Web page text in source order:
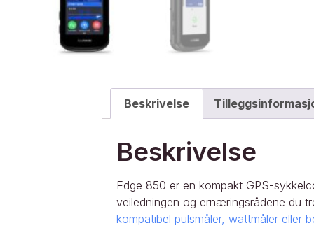
Beskrivelse
Beskrivelse
Edge 850 er en kompakt GPS-
veiledningen og ernæringsrådene du
kompatibel pulsmåler, wattmåler eller